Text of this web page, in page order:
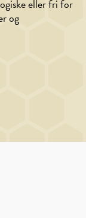
eller fri for
og